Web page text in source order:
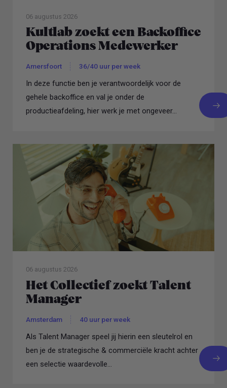
06 augustus 2026
Kultlab zoekt een Backoffice
Operations Medewerker
Amersfoort 36/40 uur per week
In deze functie ben je verantwoordelijk voor de
gehele backoffice en val je onder de
productieafdeling, hier werk je met ongeveer...
06 augustus 2026
Het Collectief zoekt Talent
Manager
Amsterdam 40 uur per week
Als Talent Manager speel jij hierin een sleutelrol en
ben je de strategische & commerciële kracht achter
een selectie waardevolle...